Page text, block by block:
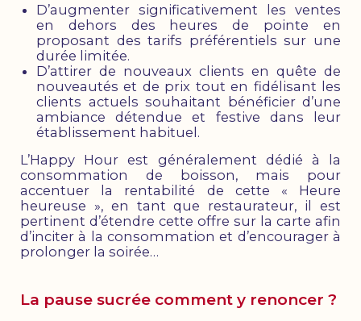
D’augmenter significativement les ventes
en dehors des heures de pointe en
proposant des tarifs préférentiels sur une
durée limitée.
D’attirer de nouveaux clients en quête de
nouveautés et de prix tout en fidélisant les
clients actuels souhaitant bénéficier d’une
ambiance détendue et festive dans leur
établissement habituel.
L’Happy Hour est généralement dédié à la
consommation de boisson, mais pour
accentuer la rentabilité de cette « Heure
heureuse », en tant que restaurateur, il est
pertinent d’étendre cette offre sur la carte afin
d’inciter à la consommation et d’encourager à
prolonger la soirée…
La pause sucrée comment y renoncer ?